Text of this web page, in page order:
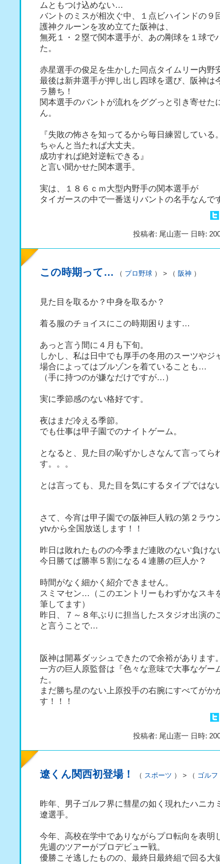
ムともつけ込めない…
バントのミスが相次ぐ中、１点ビハインドの９
護神クルーンを攻め立てた阪神は、
無死１・２塁で関本選手が、あの剛球を１球で
た。
赤星選手の俊足を生かした同点タイムリー内野
最後は新井選手が押し出し四球を選び、阪神は
ラ勝ち！
関本選手のバントが流れをググっと引き寄せた
ん。
『失敗の怖さを知ってるから毎日練習している
ちゃんと当たれば大丈夫。
成功すれば絶対逆転できる』
と言い聞かせた関本選手。
実は、１８６ｃｍ大型内野手の関本選手が
タイガースの中で一番送りバントの名手なんで
投稿者: 尾山憲一 日時:
この時期って… （ プロ野球 ） > （ 阪神 ）
見た目を取るか？中身を取るか？
着る服のチョイスにこの時期困ります…
あっと言う間に４月も下旬。
しかし、私は日中でも厚手の冬用のスーツやジ
場合によってはブルゾンを着ていることも…
（手に持つのが嫌なだけですが…）
実に季節感のない格好です。
夜はまだ冷える季節。
でも仕事は甲子園でのナイトゲーム。
となると、見た目の恥ずかしさなんて言ってら
す。。。
とは言っても、見た目を気にするタイプでは
さて、今宵は甲子園での阪神巨人戦の第２ラウ
ytvから全国放送します！！
昨日は敗れたものの今季まだ連敗のない‘負けな
今日勝てば勝率５割になる４連勝の巨人か？
時間がなく細かく紹介できません。
スミマセン…（このエントリーもわずかなスキ
筆してます）
昨日、７～８年ぶりに担当したスタジオ出演の
と言うことで…
阪神は開幕ダッシュできたので余裕があります
一方の巨人原監督は『色々な意味で大事なゲー
た。
まだ勝ち星のない上原投手の右腕にすべてがか
す！！！
投稿者: 尾山憲一 日時:
遼くん関西初登場！ （ スポーツ ） > （ ゴルフ
昨年、男子ゴルフ界に彗星の如く現れたハニカ
遼選手。
今年、高校在学中でありながらプロ転向を表明
先週のツアーがプロデビュー戦。
優勝こそ逃したものの、最終日最終組で回る大